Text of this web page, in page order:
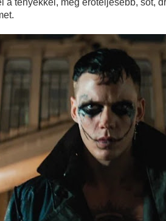
a tényekkel, még erőteljesebb, sőt,